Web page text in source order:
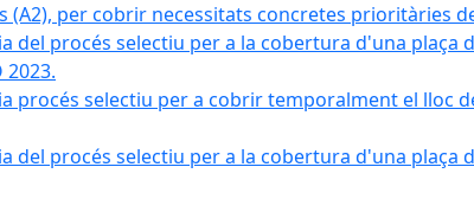
(A2), per cobrir necessitats concretes prioritàries
del procés selectiu per a la cobertura d'una
procés selectiu per a cobrir temporalment el
del procés selectiu per a la cobertura d'una